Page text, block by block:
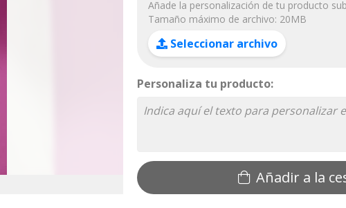
Añade la personalización de tu producto
Tamaño máximo de archivo: 20MB
Seleccionar archivo
Personaliza tu producto:
Añadir a la